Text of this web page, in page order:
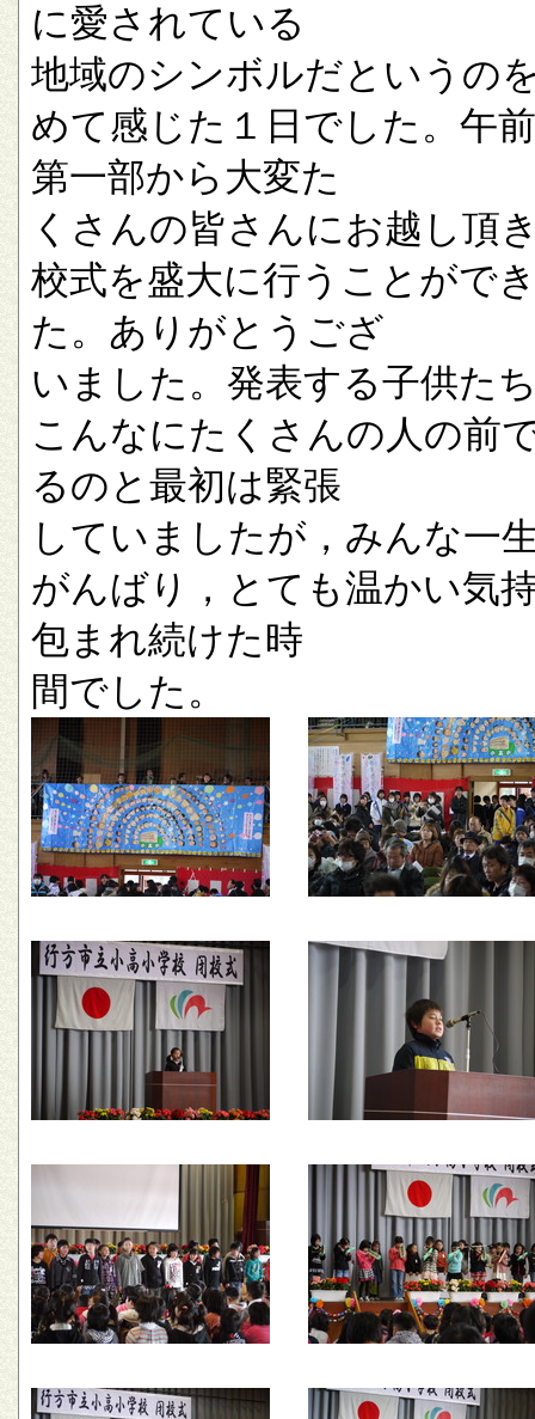
に愛されている
地域のシンボルだというの
めて感じた１日でした。午
第一部から大変た
くさんの皆さんにお越し頂
校式を盛大に行うことがで
た。ありがとうござ
いました。発表する子供た
こんなにたくさんの人の前
るのと最初は緊張
していましたが，みんな一
がんばり，とても温かい気
包まれ続けた時
間でした。